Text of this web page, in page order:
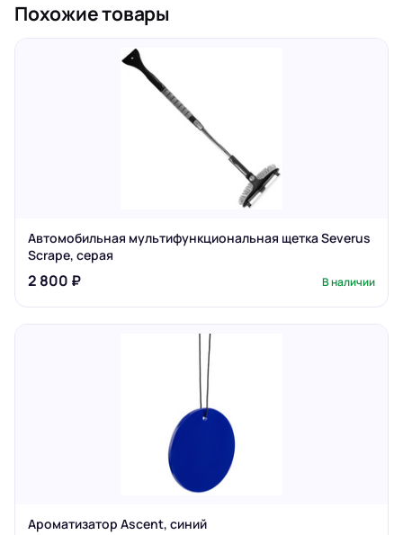
Похожие товары
Автомобильная мультифункциональная щетка Severus
Scrape, серая
2 800 ₽ В наличии
Ароматизатор Ascent, синий